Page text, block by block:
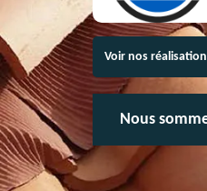
Voir nos
Nous